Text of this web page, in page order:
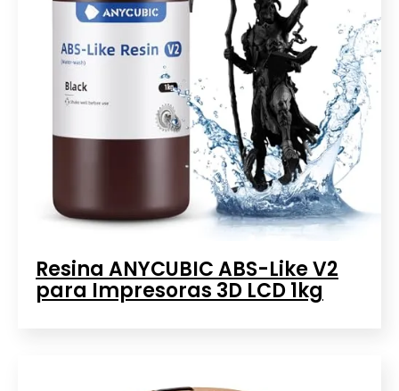
Resina ANYCUBIC ABS-Like V2
para Impresoras 3D LCD 1kg